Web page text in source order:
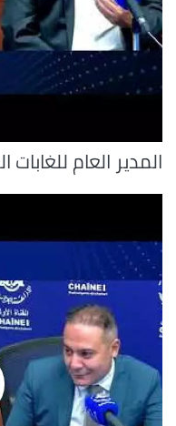
المدير العام